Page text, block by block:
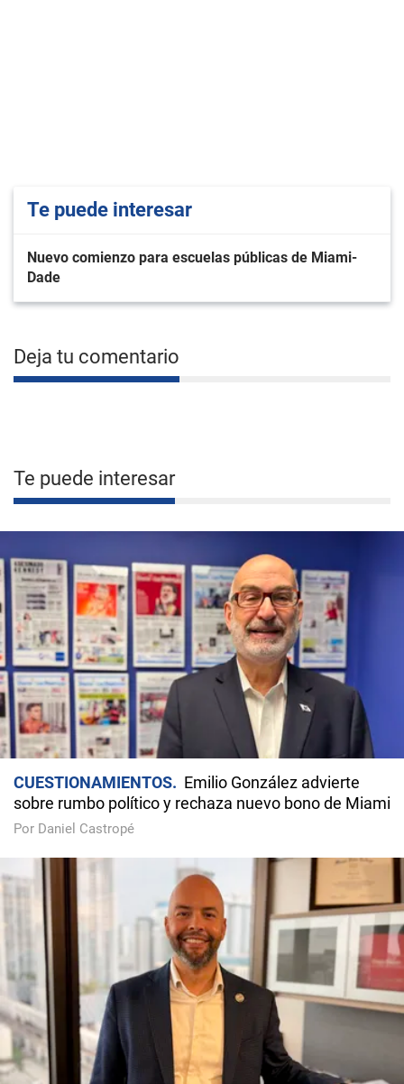
Te puede interesar
Nuevo comienzo para escuelas públicas de Miami-
Dade
Deja tu comentario
Te puede interesar
CUESTIONAMIENTOS
Emilio González advierte
sobre rumbo político y rechaza nuevo bono de Miami
Por Daniel Castropé